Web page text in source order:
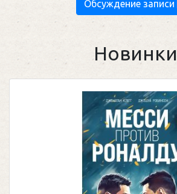
Обсуждение записи
Новинки